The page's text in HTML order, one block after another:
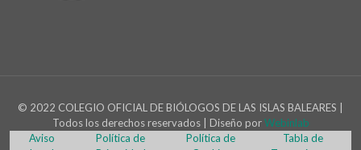
© 2022 COLEGIO OFICIAL DE BIÓLOGOS DE LAS ISLAS BALEARES |
Todos los derechos reservados | Diseño porWebinlab
Aviso
Política de
Política de
Tabla de